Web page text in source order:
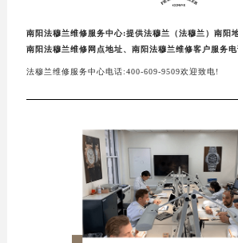
南阳法穆兰维修服务中心:提供法穆兰（法穆兰）南阳
南阳法穆兰维修网点地址、南阳法穆兰维修客户服务电
法穆兰维修服务中心电话:400-609-9509欢迎致电!